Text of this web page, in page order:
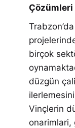
Çözümleri
birçok
düzgün
Vinçlerin
onarimlari,